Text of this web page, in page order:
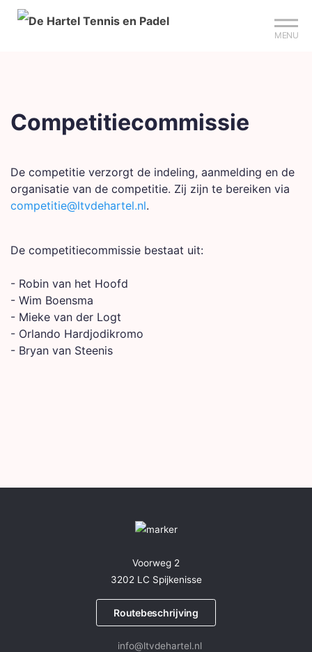
MENU
Competitiecommissie
De competitie verzorgt de indeling, aanmelding en de
organisatie van de competitie. Zij zijn te bereiken via
competitie@ltvdehartel.nl.
De competitiecommissie bestaat uit:
- Robin van het Hoofd
- Wim Boensma
- Mieke van der Logt
- Orlando Hardjodikromo
- Bryan van Steenis
Voorweg 2
3202 LC Spijkenisse
Routebeschrijving
info@ltvdehartel.nl